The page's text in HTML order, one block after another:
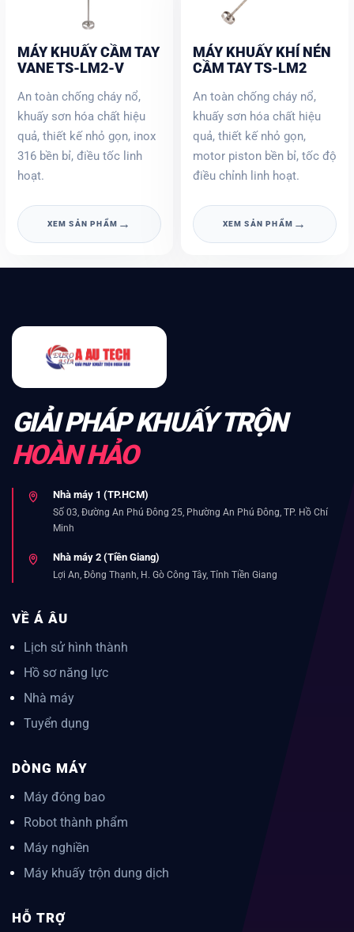
MÁY KHUẤY CẦM TAY
VANE TS-LM2-V
An toàn chống cháy nổ,
khuấy sơn hóa chất hiệu
quả, thiết kế nhỏ gọn, inox
316 bền bỉ, điều tốc linh
hoạt.
XEM SẢN PHẨM →
MÁY KHUẤY KHÍ NÉN
CẦM TAY TS-LM2
An toàn chống cháy nổ,
khuấy sơn hóa chất hiệu
quả, thiết kế nhỏ gọn,
motor piston bền bỉ, tốc độ
điều chỉnh linh hoạt.
XEM SẢN PHẨM →
GIẢI PHÁP KHUẤY TRỘN
HOÀN HẢO
Nhà máy 1 (TP.HCM)
Số 03, Đường An Phú Đông 25, Phường An Phú Đông, TP. Hồ Chí
Minh
Nhà máy 2 (Tiền Giang)
Lợi An, Đông Thạnh, H. Gò Công Tây, Tỉnh Tiền Giang
VỀ Á ÂU
Lịch sử hình thành
Hồ sơ năng lực
Nhà máy
Tuyển dụng
DÒNG MÁY
Máy đóng bao
Robot thành phẩm
Máy nghiền
Máy khuấy trộn dung dịch
HỖ TRỢ